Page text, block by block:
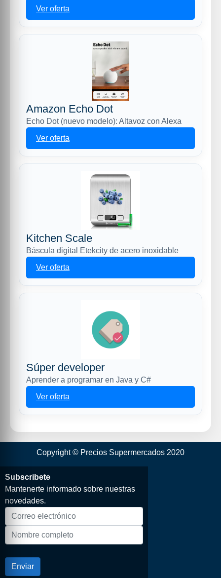
Ver oferta
Amazon Echo Dot
Echo Dot (nuevo modelo): Altavoz con Alexa
Ver oferta
Kitchen Scale
Báscula digital Etekcity de acero inoxidable
Ver oferta
Súper developer
Aprender a programar en Java y C#
Ver oferta
Copyright © Precios Supermercados 2020
Subscribete
Mantenerte informado sobre nuestras
novedades.